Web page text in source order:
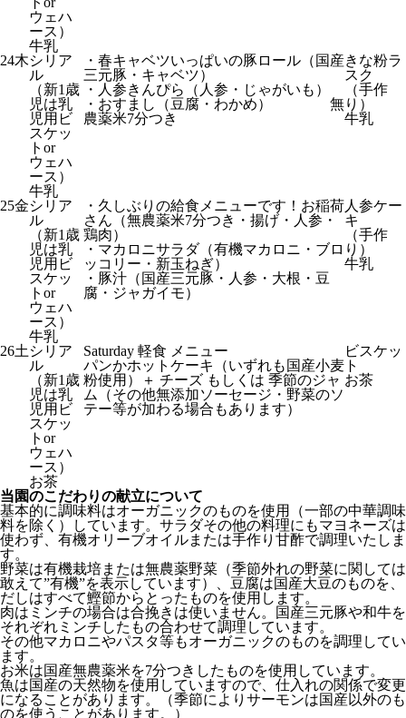
ウェハ
ース）
牛乳
24木シリア
ル
（新1歳
児は乳
児用ビ
スケッ
トor
ウェハ
ース）
牛乳
・春キャベツいっぱいの豚ロール（国産
三元豚・キャベツ）
・人参きんぴら（人参・じゃがいも）
・おすまし（豆腐・わかめ） 無
農薬米7分つき
きな粉ラ
スク
（手作
り）
牛乳
25金シリア
ル
（新1歳
児は乳
児用ビ
スケッ
トor
ウェハ
ース）
牛乳
・久しぶりの給食メニューです！お稲荷
さん（無農薬米7分つき・揚げ・人参・
鶏肉）
・マカロニサラダ（有機マカロニ・ブロ
ッコリー・新玉ねぎ）
・豚汁（国産三元豚・人参・大根・豆
腐・ジャガイモ）
人参ケー
キ
（手作
り）
牛乳
26土 シリア
ル
（新1歳
児は乳
児用ビ
スケッ
トor
ウェハ
ース）
お茶
Saturday 軽食 メニュー
パンかホットケーキ（いずれも国産小麦
粉使用）＋ チーズ もしくは 季節のジャ
ム（その他無添加ソーセージ・野菜のソ
テー等が加わる場合もあります）
ビスケッ
ト
お茶
当園のこだわりの献立について
基本的に調味料はオーガニックのものを使用（一部の中華調味
料を除く）しています。サラダその他の料理にもマヨネーズは
使わず、有機オリーブオイルまたは手作り甘酢で調理いたしま
す。
野菜は有機栽培または無農薬野菜（季節外れの野菜に関しては
敢えて”有機”を表示しています）、豆腐は国産大豆のものを、
だしはすべて鰹節からとったものを使用します。
肉はミンチの場合は合挽きは使いません。国産三元豚や和牛を
それぞれミンチしたもの合わせて調理しています。
その他マカロニやパスタ等もオーガニックのものを調理してい
ます。
お米は国産無農薬米を7分つきしたものを使用しています。
魚は国産の天然物を使用していますので、仕入れの関係で変更
になることがあります。（季節によりサーモンは国産以外のも
のを使うことがあります。）